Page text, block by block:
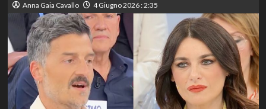
Anna Gaia Cavallo 4 Giugno 2026 : 2:35